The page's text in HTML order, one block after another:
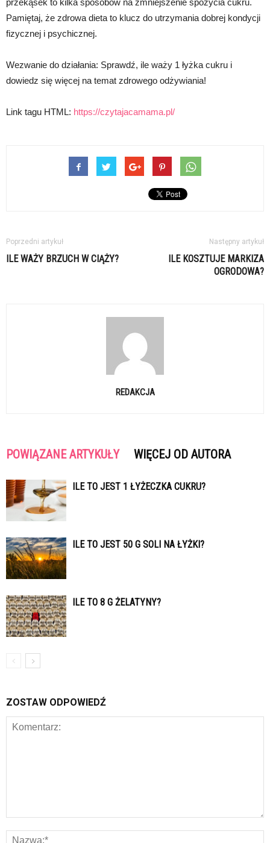
przekąsek to kilka sposobów na zmniejszenie spożycia cukru.
Pamiętaj, że zdrowa dieta to klucz do utrzymania dobrej kondycji
fizycznej i psychicznej.
Wezwanie do działania: Sprawdź, ile waży 1 łyżka cukru i
dowiedz się więcej na temat zdrowego odżywiania!
Link tagu HTML: https://czytajacamama.pl/
Poprzedni artykuł
ILE WAŻY BRZUCH W CIĄŻY?
Następny artykuł
ILE KOSZTUJE MARKIZA
OGRODOWA?
REDAKCJA
POWIĄZANE ARTYKUŁY WIĘCEJ OD AUTORA
ILE TO JEST 1 ŁYŻECZKA CUKRU?
ILE TO JEST 50 G SOLI NA ŁYŻKI?
ILE TO 8 G ŻELATYNY?
ZOSTAW ODPOWIEDŹ